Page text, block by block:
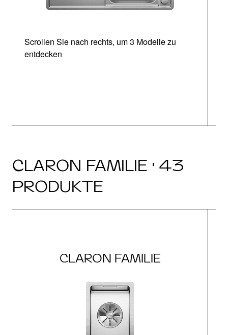
Scrollen Sie nach rechts, um 3 Modelle zu
entdecken
CLARON FAMILIE · 43
PRODUKTE
CLARON FAMILIE